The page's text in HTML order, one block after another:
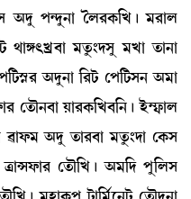
"ƒå š@ƒå>à íº¹A¡[J¡ú ³¹àº
=àU;Jø¤à ³tå¡}ƒÎå ³Jà t¡à>à
"ƒå>à [¹i¡ ëš[i¡Î> "³à
ët¡ï>¤à Úà¹A¡[J¤[>¡ú Òü´£¡àº
¯àó¡³ "ƒå t¡à¹¤à ³tå¡}ƒà ëA¡Î
yàXó¡à¹ ët¡ï[J¡ú "³[ƒ šå[ºÎ